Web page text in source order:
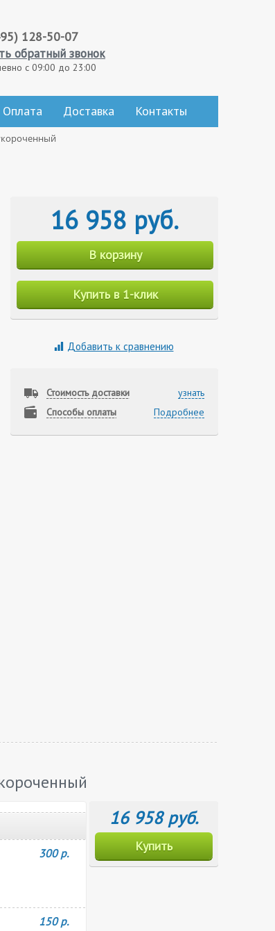
128-50-07
обратный звонок
с 09:00 до 23:00
Оплата Доставка Контакты
16 958 руб.
В корзину
Купить в 1-клик
Добавить к сравнению
Стоимость доставки
узнать
Способы оплаты
Подробнее
300 р.
150 р.
16 958 руб.
Купить